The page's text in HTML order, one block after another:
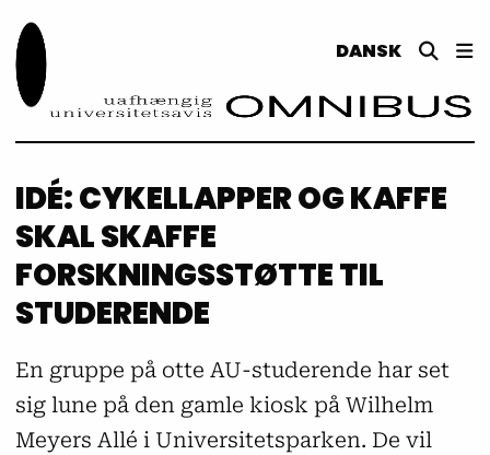
DANSK
IDÉ: CYKELLAPPER OG KAFFE
SKAL SKAFFE
FORSKNINGSSTØTTE TIL
STUDERENDE
En gruppe på otte AU-studerende har set
sig lune på den gamle kiosk på Wilhelm
Meyers Allé i Universitetsparken. De vil